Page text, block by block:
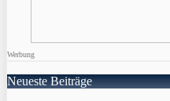
Werbung
Neueste Beiträge